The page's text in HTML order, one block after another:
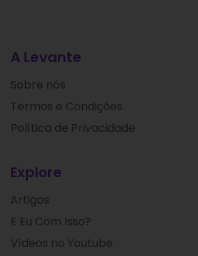
A Levante
Sobre nós
Termos e Condições
Política de Privacidade
Explore
Artigos
E Eu Com Isso?
Vídeos no Youtube